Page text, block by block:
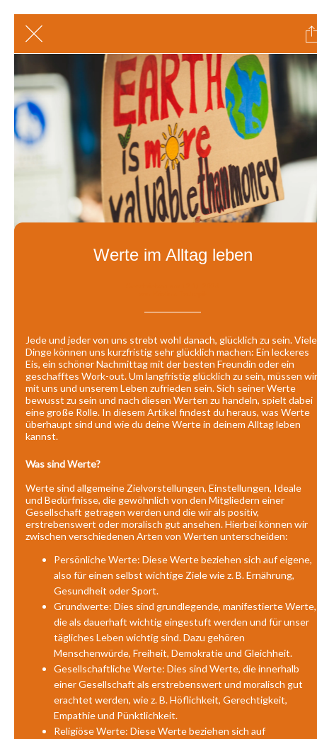
Werte im Alltag leben
Jede und jeder von uns strebt wohl danach, glücklich zu sein. Viele
Dinge können uns kurzfristig sehr glücklich machen: Ein leckeres
Eis, ein schöner Nachmittag mit der besten Freundin oder ein
geschafftes Work-out. Um langfristig glücklich zu sein, müssen wir
mit uns und unserem Leben zufrieden sein. Sich seiner Werte
bewusst zu sein und nach diesen Werten zu handeln, spielt dabei
eine große Rolle. In diesem Artikel findest du heraus, was Werte
überhaupt sind und wie du deine Werte in deinem Alltag leben
kannst.
Was sind Werte?
Werte sind allgemeine Zielvorstellungen, Einstellungen, Ideale
und Bedürfnisse, die gewöhnlich von den Mitgliedern einer
Gesellschaft getragen werden und die wir als positiv,
erstrebenswert oder moralisch gut ansehen. Hierbei können wir
zwischen verschiedenen Arten von Werten unterscheiden:
Persönliche Werte: Diese Werte beziehen sich auf eigene,
also für einen selbst wichtige Ziele wie z. B. Ernährung,
Gesundheit oder Sport.
Grundwerte: Dies sind grundlegende, manifestierte Werte,
die als dauerhaft wichtig eingestuft werden und für unser
tägliches Leben wichtig sind. Dazu gehören
Menschenwürde, Freiheit, Demokratie und Gleichheit.
Gesellschaftliche Werte: Dies sind Werte, die innerhalb
einer Gesellschaft als erstrebenswert und moralisch gut
erachtet werden, wie z. B. Höflichkeit, Gerechtigkeit,
Empathie und Pünktlichkeit.
Religiöse Werte: Diese Werte beziehen sich auf